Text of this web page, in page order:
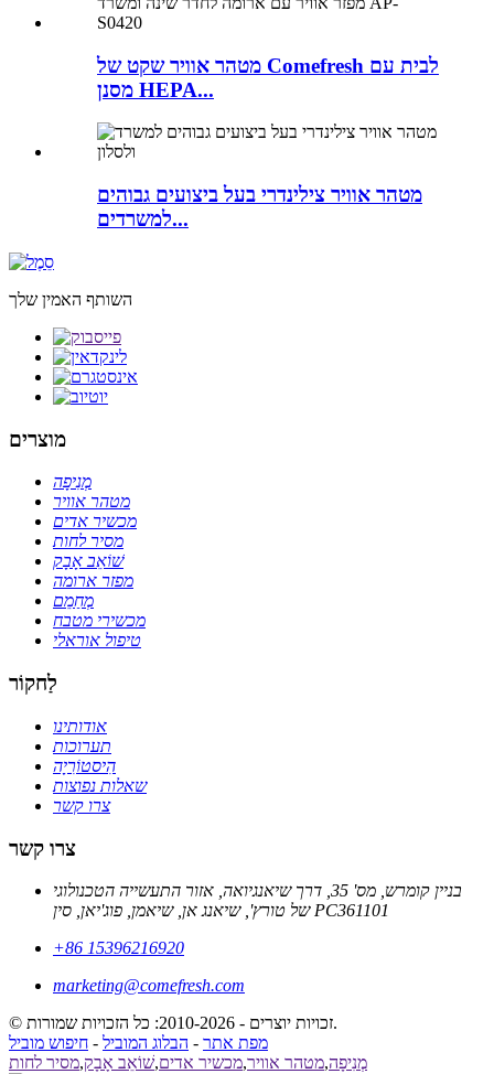
מטהר אוויר שקט של Comefresh לבית עם
מסנן HEPA...
מטהר אוויר צילינדרי בעל ביצועים גבוהים
למשרדים...
השותף האמין שלך
מוצרים
מְנִיפָה
מטהר אוויר
מכשיר אדים
מסיר לחות
שׁוֹאֵב אָבָק
מפזר ארומה
מְחַמֵם
מכשירי מטבח
טיפול אוראלי
לַחקוֹר
אודותינו
תערוכות
הִיסטוֹרִיָה
שאלות נפוצות
צרו קשר
צרו קשר
בניין קומרש, מס' 35, דרך שיאנגיואה, אזור התעשייה הטכנולוגי
של טורץ', שיאנג אן, שיאמן, פוג'יאן, סין PC361101
+86 15396216920
marketing@comefresh.com
© זכויות יוצרים - 2010-2026: כל הזכויות שמורות.
מפת אתר - הבלוג המוביל - חיפוש מוביל
מְנִיפָה,מטהר אוויר,מכשיר אדים,שׁוֹאֵב אָבָק,מסיר לחות